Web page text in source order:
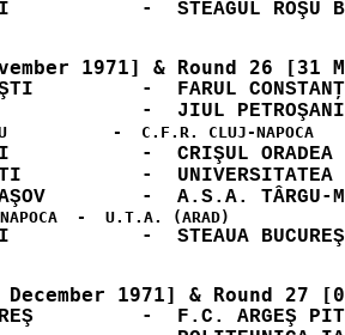
-  FARUL
-  JIUL
-  CRIŞUL
-
MUREŞ         -  F.C.